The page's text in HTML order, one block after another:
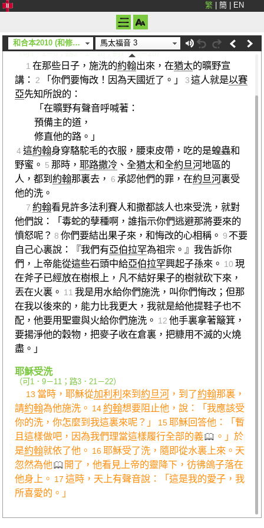
繁 簡 EN
和合本2010 (和修) (上帝) 馬太福音 3
馬太福音 3
施洗約翰傳道
（可1．1－8；路3．1－18；約1．19－28）
1 在那些日子，施洗的約翰出來，在猶太的曠野宣
講： 2 「你們要悔改！因為天國近了。」 3 這人就是以賽
亞先知所說的：
「在曠野有聲音呼喊著：
預備主的道，
修直他的路。」
4這約翰身穿駱駝毛的衣服，腰束皮帶，吃的是蝗蟲和
野蜜。 5 那時， 耶路撒冷、全猶太和全約旦河地區的
人，都到約翰那裏去， 6 承認他們的罪，在約旦河裏受
他的洗。
7 約翰看見許多法利賽人和撒都該人也來受洗，就對
他們說：「毒蛇的孽種啊，誰指示你們逃避那將要來的
憤怒呢？ 8 你們要結出果子來，和悔改的心相稱。 9 不要
自己心裏說：『我們有亞伯拉罕為祖宗。』我告訴你
們，上帝能從這些石頭中給亞伯拉罕興起子孫來。 10 現
在斧子已經放在樹根上，凡不結好果子的樹就砍下來，
丟在火裏。 11 我是用水給你們施洗，叫你們悔改；但那
在我以後來的，能力比我更大，我就是給他提鞋子也不
配，他要用聖靈與火給你們施洗。 12 他手裏拿著簸箕，
要揚淨他的穀物，把麥子收在倉裏，把糠用不滅的火燒
盡。」
耶穌受洗
（可1．9－11 ； 路3．21－22）
13 當時，耶穌從加利利 來到約旦河 ，到了約翰那裏，
請約翰為他施洗。 14約翰想要阻止他，說：「我應該受
你的洗，你怎麼到我這裏來呢？」
15耶穌回答他：「暫
且這樣做吧，因為我們理當這樣履行全部的義
。」於
是約翰就依了他。 16耶穌受了洗，隨即從水裏上來。天
忽然為他
開了，他看見上帝的靈降下，彷彿鴿子落在
他身上。 17 這時，天上有聲音說：「這是我的愛子，我
所喜愛的。」